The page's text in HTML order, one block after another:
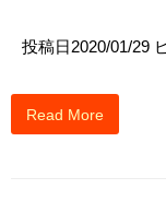
投稿日2020/01/29
Read More